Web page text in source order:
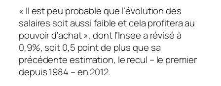
« Il est peu probable que l’évolution des
salaires soit aussi faible et cela profitera au
pouvoir d’achat », dont l’Insee a révisé à
0,9%, soit 0,5 point de plus que sa
précédente estimation, le recul – le premier
depuis 1984 – en 2012.